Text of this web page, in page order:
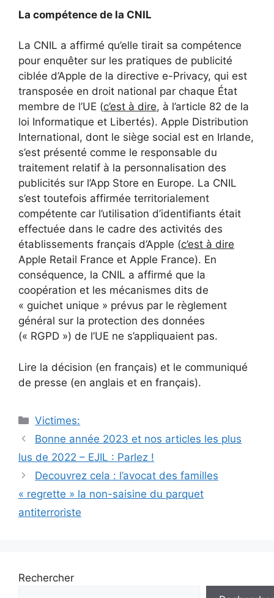
La compétence de la CNIL
La CNIL a affirmé qu’elle tirait sa compétence
pour enquêter sur les pratiques de publicité
ciblée d’Apple de la directive e-Privacy, qui est
transposée en droit national par chaque État
membre de l’UE (c’est à dire, à l’article 82 de la
loi Informatique et Libertés). Apple Distribution
International, dont le siège social est en Irlande,
s’est présenté comme le responsable du
traitement relatif à la personnalisation des
publicités sur l’App Store en Europe. La CNIL
s’est toutefois affirmée territorialement
compétente car l’utilisation d’identifiants était
effectuée dans le cadre des activités des
établissements français d’Apple (c’est à dire
Apple Retail France et Apple France). En
conséquence, la CNIL a affirmé que la
coopération et les mécanismes dits de
« guichet unique » prévus par le règlement
général sur la protection des données
(« RGPD ») de l’UE ne s’appliquaient pas.
Lire la décision (en français) et le communiqué
de presse (en anglais et en français).
Catégories
Victimes:
Navigation
des
Bonne année 2023 et nos articles les plus
lus de 2022 – EJIL : Parlez !
Decouvrez cela : l’avocat des familles
« regrette » la non-saisine du parquet
antiterroriste
Rechercher